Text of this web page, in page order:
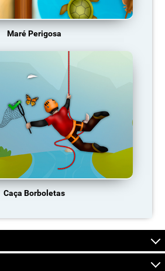
Maré Perigosa
Caça Borboletas